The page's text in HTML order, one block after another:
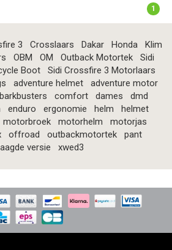
1
3 Crosslaars Dakar Honda
Klim
OBM OM Outback Motortek
Sidi
Boot
Sidi Crossfire 3 Motorlaars
adventure helmet
adventure motor
barkbusters comfort dames
dmd
enduro ergonomie helm
helmet
motorbroek motorhelm
motorjas
offroad outbackmotortek
pant
versie
xwed3